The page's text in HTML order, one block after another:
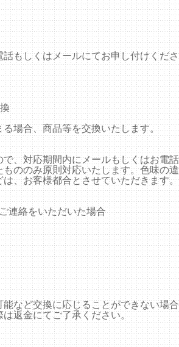
もしくはメールにてお申し付けくださ
場合、商品等を交換いたします。
、対応期間内にメールもしくはお電話
ののみ原則対応いたします。色味の違
、お客様都合とさせていただきます。
連絡をいただいた場合
など交換に応じることができない場合
返金にてご了承ください。